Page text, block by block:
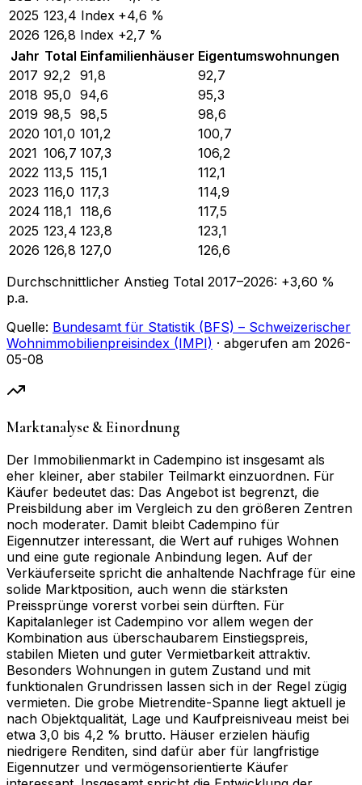
2025 123,4 Index +4,6 %
2026 126,8 Index +2,7 %
Jahr Total Einfamilienhäuser Eigentumswohnungen
2017 92,2 91,8
92,7
2018 95,0 94,6
95,3
2019 98,5 98,5
98,6
2020 101,0 101,2
100,7
2021 106,7 107,3
106,2
2022 113,5 115,1
112,1
2023 116,0 117,3
114,9
2024 118,1 118,6
117,5
2025 123,4 123,8
123,1
2026 126,8 127,0
126,6
Durchschnittlicher Anstieg Total 2017–2026: +3,60 %
p.a.
Quelle: Bundesamt für Statistik (BFS) – Schweizerischer
Wohnimmobilienpreisindex (IMPI) · abgerufen am 2026-
05-08
Marktanalyse & Einordnung
Der Immobilienmarkt in Cadempino ist insgesamt als
eher kleiner, aber stabiler Teilmarkt einzuordnen. Für
Käufer bedeutet das: Das Angebot ist begrenzt, die
Preisbildung aber im Vergleich zu den größeren Zentren
noch moderater. Damit bleibt Cadempino für
Eigennutzer interessant, die Wert auf ruhiges Wohnen
und eine gute regionale Anbindung legen. Auf der
Verkäuferseite spricht die anhaltende Nachfrage für eine
solide Marktposition, auch wenn die stärksten
Preissprünge vorerst vorbei sein dürften. Für
Kapitalanleger ist Cadempino vor allem wegen der
Kombination aus überschaubarem Einstiegspreis,
stabilen Mieten und guter Vermietbarkeit attraktiv.
Besonders Wohnungen in gutem Zustand und mit
funktionalen Grundrissen lassen sich in der Regel zügig
vermieten. Die grobe Mietrendite-Spanne liegt aktuell je
nach Objektqualität, Lage und Kaufpreisniveau meist bei
etwa 3,0 bis 4,2 % brutto. Häuser erzielen häufig
niedrigere Renditen, sind dafür aber für langfristige
Eigennutzer und vermögensorientierte Käufer